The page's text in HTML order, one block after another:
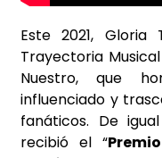
Este 2021,
Trayectoria
Nuestro, que
influenciado y
fanáticos. De
recibió el “